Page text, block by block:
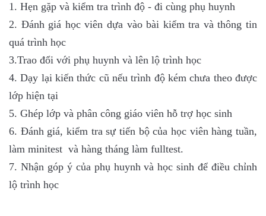
1. Hẹn gặp và kiểm tra trình độ - đi cùng phụ huynh
2. Đánh giá học viên dựa vào bài kiểm tra và thông tin
quá trình học
3.Trao đổi với phụ huynh và lên lộ trình học
4. Dạy lại kiến thức cũ nếu trình độ kém chưa theo được
lớp hiện tại
5. Ghép lớp và phân công giáo viên hỗ trợ học sinh
6. Đánh giá, kiểm tra sự tiến bộ của học viên hàng tuần,
làm minitest và hàng tháng làm fulltest.
7. Nhận góp ý của phụ huynh và học sinh để điều chỉnh
lộ trình học